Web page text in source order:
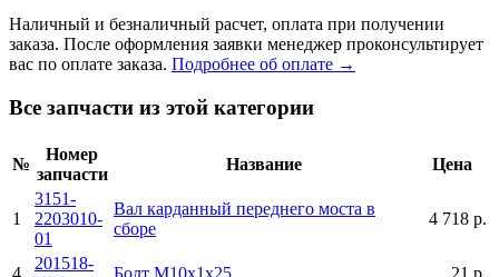
Наличный и безналичный расчет, оплата при получении
заказа. После оформления заявки менеджер проконсультирует
вас по оплате заказа. Подробнее об оплате →
Все запчасти из этой категории
№
Номер
запчасти
Название Цена
1
3151-
2203010-
01
Вал карданный переднего моста в
сборе
4 718 р.
4
201518-
Болт М10х1х25 21 р.